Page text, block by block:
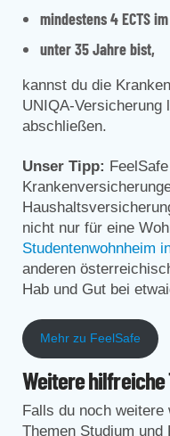
mindestens 4 ECTS
unter 35 Jahre bist,
kannst du die
UNIQA-Versicherung
abschließen.
Unser Tipp:
nicht nur für eine
Studentenwohnheim
anderen
Hab und Gut bei
Mehr zu FeelSafe
Weitere hilfreiche
Falls du noch
Themen Studium